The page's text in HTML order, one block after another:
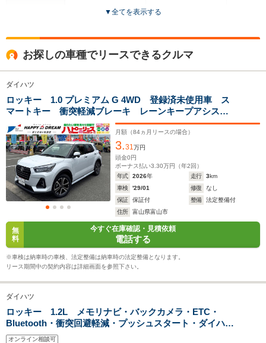
サイズ
WLTCモード
燃費
排気量
駆動方式
全高
1.83m～1.92m
全幅
1.58m～1.78m
3.66m～4.1m
ホイールベース
-m
4WD
5ドア
1.62m
全幅
1.7m
全長
4m
ホイールベース
17.4～28.0km/L
└市街地:13.4～
29.6km/L
30.2km/L
FF、4WD
└市街地
└郊外
FF、4WD
▼全てを表示する
お探しの車種でリースできるクルマ
ダイハツ
ロッキー 1.0 プレミアム G 4WD 登録済未使用車 ス
マートキー 衝突軽減ブレーキ レーンキープアシス
ト オートライト ADB オートエアコン シートヒー
ター ACC ステアリングスイッチ ワイパーデアイサ
ー フォグライト前後 純正17インチAW
月額（84ヵ月リースの場合）
3.31 万円
頭金0円
ボーナス払い3.30万円（年2 回）
年式
2026年 走行 3km
車検
'29/01 修復
なし
保証
保証付 整備
法定整備付
住所
富山県富山市
無
料
今すぐ在庫確認・見積依頼
電話する
※車検は納車時の車検、法定整備は納車時の法定整備となります。
リース期間中の契約内容は詳細画面を参照下さい。
ダイハツ
ロッキー 1.2L メモリナビ・バックカメラ・ETC・
Bluetooth・衝突回避軽減・プッシュスタート・ダイハ
ツ・ロッキー
オンライン相談可